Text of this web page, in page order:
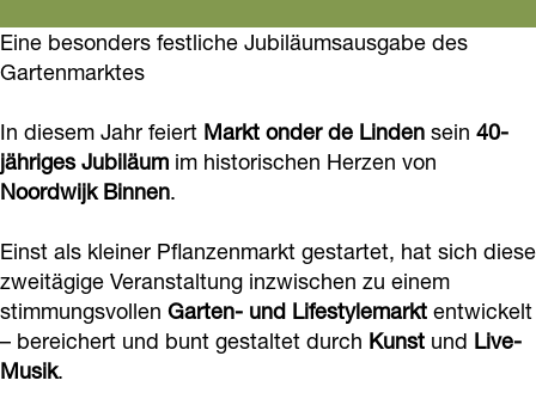
o
e
r
e
L
i
n
k
t
n
d
e
r
d
e
L
r
k
o
n
d
e
r
d
e
r
o
n
d
r
d
e
c
e
o
o
k
M
a
r
k
t
Eine besonders festliche Jubiläumsausgabe des
Gartenmarktes
In diesem Jahr feiert Markt onder de Linden sein 40-
jähriges Jubiläum im historischen Herzen von
Noordwijk Binnen.
Einst als kleiner Pflanzenmarkt gestartet, hat sich diese
zweitägige Veranstaltung inzwischen zu einem
stimmungsvollen Garten- und Lifestylemarkt entwickelt
– bereichert und bunt gestaltet durch Kunst und Live-
Musik.